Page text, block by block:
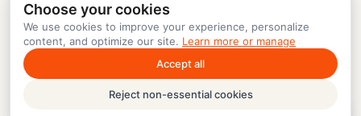
Choose your cookies
We use cookies to improve your experience, personalize
content, and optimize our site. Learn more or manage
Accept all
Reject non-essential cookies